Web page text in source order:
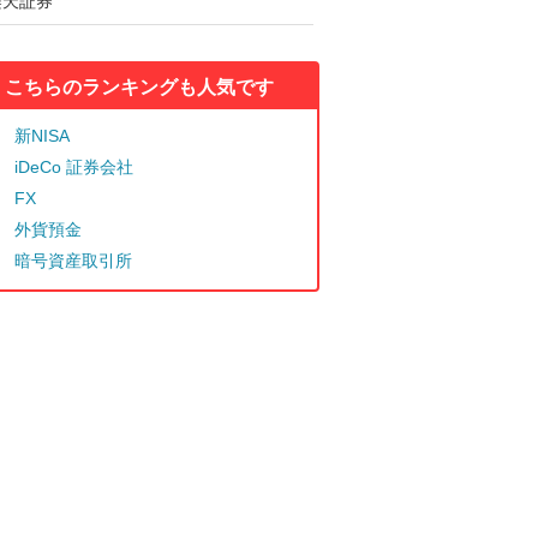
こちらのランキングも人気です
新NISA
iDeCo 証券会社
FX
外貨預金
暗号資産取引所